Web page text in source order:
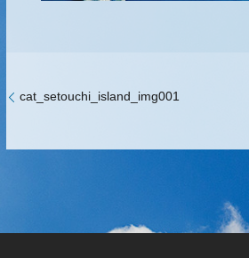
cat_setouchi_island_img001